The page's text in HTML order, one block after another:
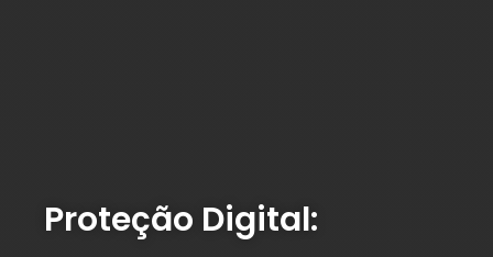
Proteção Digital: